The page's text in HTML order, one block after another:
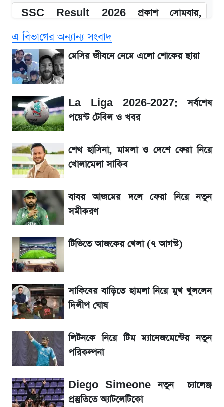
SSC Result 2026 প্রকাশ সোমবার,
১৮০ দিনের মূল্যায়ন শেষে মন্ত্রিসভায় পরিবর্তন
আগে দেখে নিন, আজকের সোনার নতুন দাম
SSc Result 2026 তারিখ চূড়ান্ত, স্কুলে ভর্তি
নিয়ে নতুন নিয়ম
মেসির জীবনে নেমে এলো শোকের ছায়া
La Liga 2026-2027: সর্বশেষ পয়েন্ট টেবিল ও
খবর
সরকারি চাকরিজীবীদের জন্য বড় সুখবর!
শেখ হাসিনা, মামলা ও দেশে ফেরা নিয়ে খোলামেলা
সাকিব
Sirin Labs Finney: বাংলাদেশে এখন যত
টাকায় পাওয়া যায়
সূর্যগ্রহণের দিন আকাশে চোখ ধাঁধানো দৃশ্য, জেনে নিন
সময় ও স্থান
এ বিভাগের অন্যান্য সংবাদ
মেসির জীবনে নেমে এলো শোকের ছায়া
La Liga 2026-2027: সর্বশেষ
পয়েন্ট টেবিল ও খবর
শেখ হাসিনা, মামলা ও দেশে ফেরা নিয়ে
খোলামেলা সাকিব
বাবর আজমের দলে ফেরা নিয়ে নতুন
সমীকরণ
টিভিতে আজকের খেলা (৭ আগস্ট)
সাকিবের বাড়িতে হামলা নিয়ে মুখ খুললেন
দিলীপ ঘোষ
লিটনকে নিয়ে টিম ম্যানেজমেন্টের নতুন
পরিকল্পনা
Diego Simeone নতুন চ্যালেঞ্জ
প্রস্তুতিতে অ্যাটলেটিকো